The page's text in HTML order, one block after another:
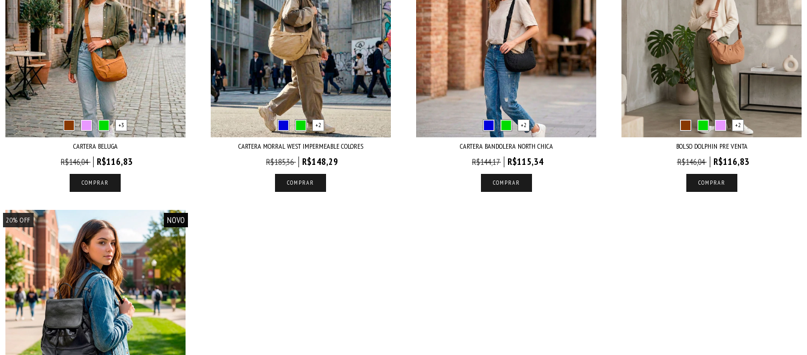
+3
CARTERA BELUGA
R$146,04 R$116,83
COMPRAR
+2
CARTERA MORRAL WEST IMPERMEABLE COLORES
R$185,36 R$148,29
COMPRAR
+2
CARTERA BANDOLERA NORTH CHICA
R$144,17 R$115,34
COMPRAR
+2
BOLSO DOLPHIN PRE VENTA
R$146,04 R$116,83
COMPRAR
20% OFF NOVO